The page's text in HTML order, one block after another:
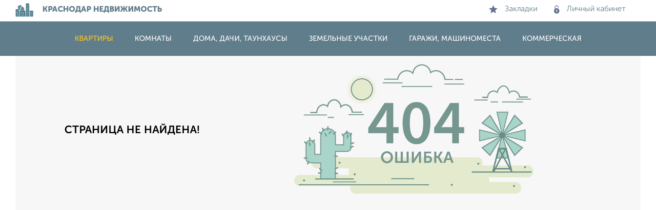
КРАСНОДАР НЕДВИЖИМОСТЬ Закладки Личный кабинет
КВАРТИРЫ КОМНАТЫ ДОМА, ДАЧИ, ТАУНХАУСЫ ЗЕМЕЛЬНЫЕ УЧАСТКИ ГАРАЖИ, МАШИНОМЕСТА КОММЕРЧЕСКАЯ
СТРАНИЦА НЕ НАЙДЕНА!